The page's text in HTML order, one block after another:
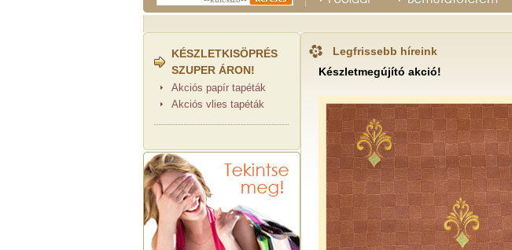
KÉSZLETKISÖPRÉS
SZUPER ÁRON!
Akciós papír tapéták
Akciós vlies tapéták
Legfrissebb híreink
Készletmegújító akció!